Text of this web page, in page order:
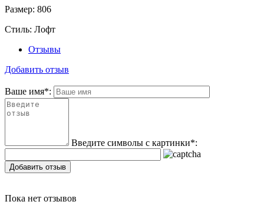
Размер: 806
Стиль: Лофт
Отзывы
Добавить отзыв
Ваше имя*:
Введите символы с картинки*:
Добавить отзыв
Пока нет отзывов